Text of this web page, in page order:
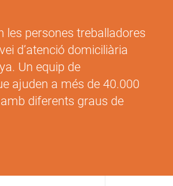
les persones treballadores
d’atenció domiciliària
Un equip de
ajuden a més de 40.000
diferents graus de